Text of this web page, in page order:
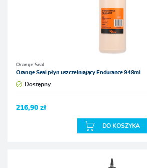
Orange Seal
Orange Seal płyn uszczelniający Endurance 948ml
Dostępny
216,90 zł
DO KOSZYKA